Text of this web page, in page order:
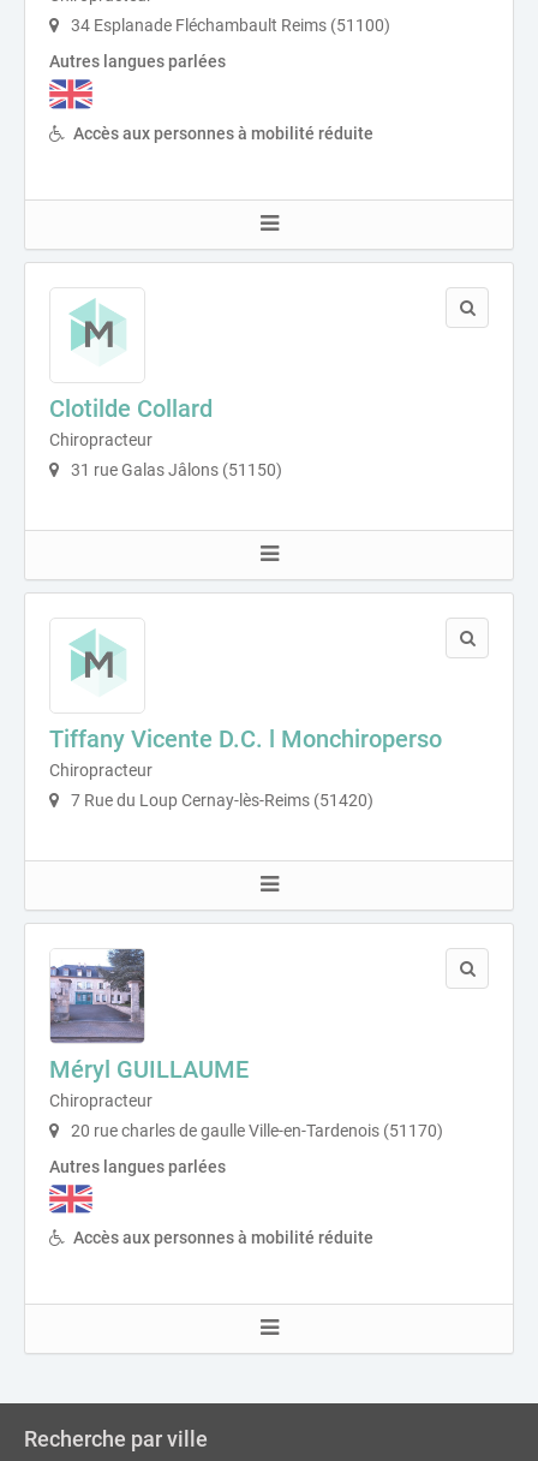
34 Esplanade Fléchambault Reims (51100)
Autres langues parlées
Accès aux personnes à mobilité réduite
Clotilde Collard
Chiropracteur
31 rue Galas Jâlons (51150)
Tiffany Vicente D.C. l Monchiroperso
Chiropracteur
7 Rue du Loup Cernay-lès-Reims (51420)
Méryl GUILLAUME
Chiropracteur
20 rue charles de gaulle Ville-en-Tardenois (51170)
Autres langues parlées
Accès aux personnes à mobilité réduite
Recherche par ville